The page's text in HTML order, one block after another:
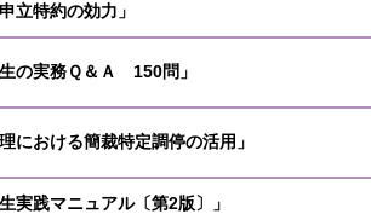
立特約の効力」
生の実務Ｑ＆Ａ 150問」
理における簡裁特定調停の活用」
生実践マニュアル〔第2版〕」